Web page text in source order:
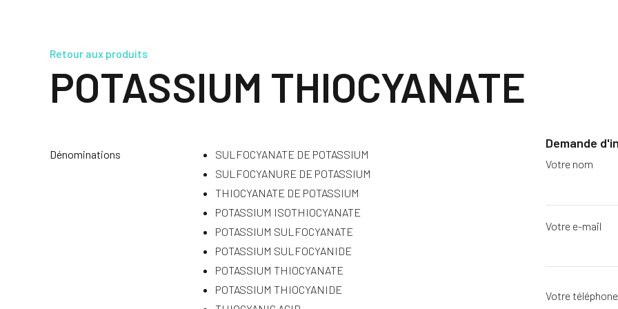
Retour aux produits
POTASSIUM THIOCYANATE
Dénominations
SULFOCYANATE DE POTASSIUM
SULFOCYANURE DE POTASSIUM
THIOCYANATE DE POTASSIUM
POTASSIUM ISOTHIOCYANATE
POTASSIUM SULFOCYANATE
POTASSIUM SULFOCYANIDE
POTASSIUM THIOCYANATE
POTASSIUM THIOCYANIDE
Demande
Votre nom
Votre e-mail
Votre téléphone